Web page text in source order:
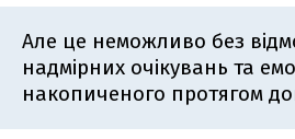
Але це неможливо без
надмірних очікувань та
накопиченого протягом